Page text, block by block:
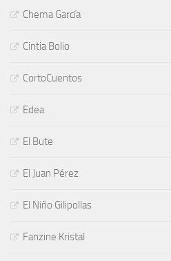
Chema García
Cintia Bolio
CortoCuentos
Edea
El Bute
El Juan Pérez
El Niño Gilipollas
Fanzine Kristal